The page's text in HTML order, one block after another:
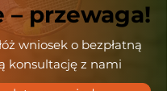
– przewaga!
wniosek o bezpłatną
konsultację z nami